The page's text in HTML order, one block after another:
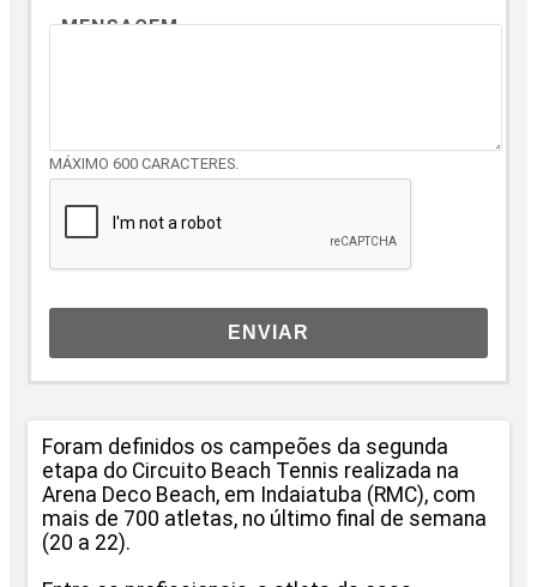
MENSAGEM
MÁXIMO 600 CARACTERES.
ENVIAR
Foram definidos os campeões da segunda
etapa do Circuito Beach Tennis realizada na
Arena Deco Beach, em Indaiatuba (RMC), com
mais de 700 atletas, no último final de semana
(20 a 22).